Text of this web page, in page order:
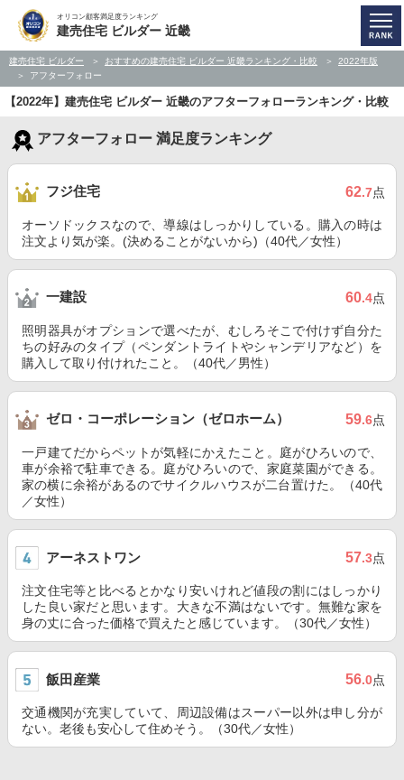
オリコン顧客満足度ランキング
建売住宅 ビルダー 近畿
建売住宅 ビルダー おすすめの建売住宅 ビルダー 近畿ランキング・比較
2022年版
アフターフォロー
【2022年】建売住宅 ビルダー 近畿のアフターフォローランキング・比較
アフターフォロー 満足度ランキング
フジ住宅 62.7点
オーソドックスなので、導線はしっかりしている。購入の時は
注文より気が楽。(決めることがないから)（40代／女性）
一建設 60.4点
照明器具がオプションで選べたが、むしろそこで付けず自分た
ちの好みのタイプ（ペンダントライトやシャンデリアなど）を
購入して取り付けれたこと。（40代／男性）
ゼロ・コーポレーション（ゼロホーム） 59.6点
一戸建てだからペットが気軽にかえたこと。庭がひろいので、
車が余裕で駐車できる。庭がひろいので、家庭菜園ができる。
家の横に余裕があるのでサイクルハウスが二台置けた。（40代
／女性）
アーネストワン 57.3点
注文住宅等と比べるとかなり安いけれど値段の割にはしっかり
した良い家だと思います。大きな不満はないです。無難な家を
身の丈に合った価格で買えたと感じています。（30代／女性）
飯田産業 56.0点
交通機関が充実していて、周辺設備はスーパー以外は申し分が
ない。老後も安心して住めそう。（30代／女性）